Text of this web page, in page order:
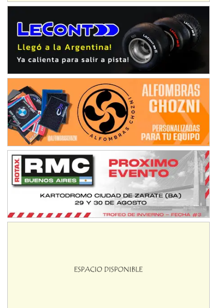
Humboldt (Santa Fe)
NORESTE SANTAFESINO - F6
Ciudad de Avellaneda (Asfalto)
Avellaneda (Santa Fe)
SUR SANTAFESINO - F4
José Samuel Sánchez (Tierra)
TUCUMANO - F5
Juan Navarro (Asfalto)
El Timbó (Tucumán)